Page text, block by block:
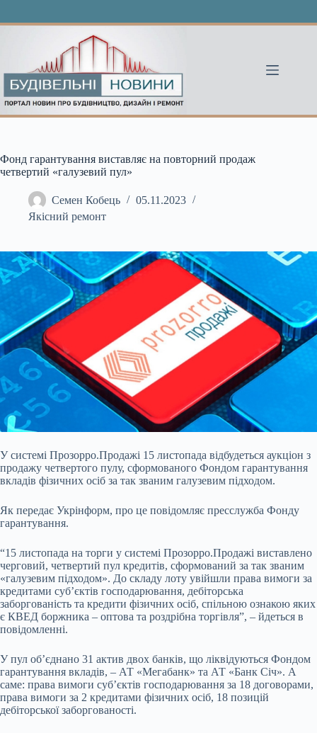
Фонд гарантування виставляє на повторний продаж
четвертий «галузевий пул»
Семен Кобець
05.11.2023
Якісний ремонт
У системі Прозорро.Продажі 15 листопада відбудеться аукціон з
продажу четвертого пулу, сформованого Фондом гарантування
вкладів фізичних осіб за так званим галузевим підходом.
Як передає Укрінформ, про це повідомляє пресслужба Фонду
гарантування.
“15 листопада на торги у системі Прозорро.Продажі виставлено
черговий, четвертий пул кредитів, сформований за так званим
«галузевим підходом». До складу лоту увійшли права вимоги за
кредитами суб’єктів господарювання, дебіторська
заборгованість та кредити фізичних осіб, спільною ознакою яких
є КВЕД боржника – оптова та роздрібна торгівля”, – йдеться в
повідомленні.
У пул об’єднано 31 актив двох банків, що ліквідуються Фондом
гарантування вкладів, – АТ «Мегабанк» та АТ «Банк Січ». А
саме: права вимоги суб’єктів господарювання за 18 договорами,
права вимоги за 2 кредитами фізичних осіб, 18 позицій
дебіторської заборгованості.